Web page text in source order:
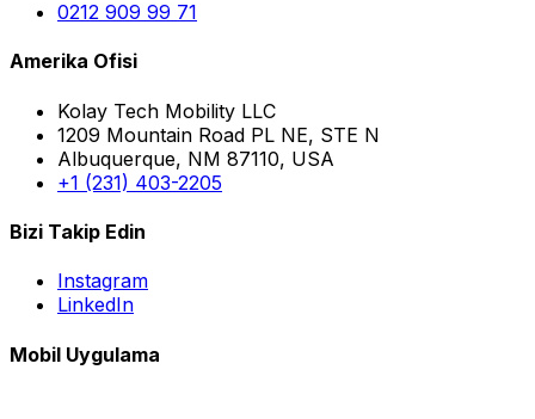
0212 909 99 71
Amerika Ofisi
Kolay Tech Mobility LLC
1209 Mountain Road PL NE, STE N
Albuquerque, NM 87110, USA
+1 (231) 403-2205
Bizi Takip Edin
Instagram
LinkedIn
Mobil Uygulama